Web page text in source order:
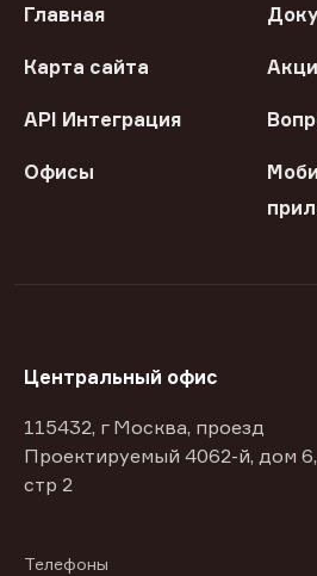
Главная
Карта сайта
API Интеграция
Офисы
Центральный офис
115432, г Москва, проезд
Проектируемый 4062-й, дом 6,
стр 2
Телефоны